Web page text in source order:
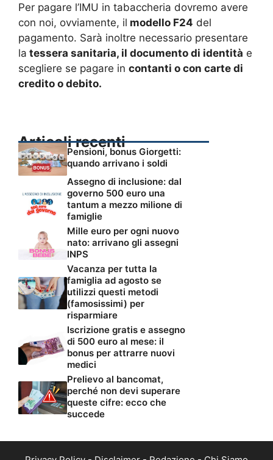
Per pagare l’IMU in tabaccheria dovremo avere
con noi, ovviamente, il modello F24 del
pagamento. Sarà inoltre necessario presentare
la tessera sanitaria, il documento di identità e
scegliere se pagare in contanti o con carte di
credito o debito.
Articoli recenti
Pensioni, bonus Giorgetti:
quando arrivano i soldi
Assegno di inclusione: dal
governo 500 euro una
tantum a mezzo milione di
famiglie
Mille euro per ogni nuovo
nato: arrivano gli assegni
INPS
Vacanza per tutta la
famiglia ad agosto se
utilizzi questi metodi
(famosissimi) per
risparmiare
Iscrizione gratis e assegno
di 500 euro al mese: il
bonus per attrarre nuovi
medici
Prelievo al bancomat,
perché non devi superare
queste cifre: ecco che
succede